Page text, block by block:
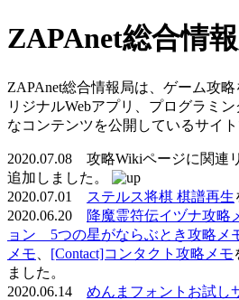
ZAPAnet総合情
ZAPAnet総合情報局は、ゲーム攻
リジナルWebアプリ、プログラミ
なコンテンツを公開しているサイト
2020.07.08 攻略Wikiページに関連
追加しました。
2020.07.01
ステルス将棋 棋譜再生
2020.06.20
降魔霊符伝イヅナ攻略
ョン 5つの星がならぶとき攻略メ
メモ
[Contact]コンタクト攻略メモ
ました。
2020.06.14 めんまフォントお試し